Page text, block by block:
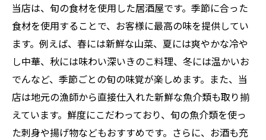
当店は、旬の食材を使用した居酒屋です。季節に合った
食材を使用することで、お客様に最高の味を提供してい
ます。例えば、春には新鮮な山菜、夏には爽やかな冷や
し中華、秋には味わい深いきのこ料理、冬には温かいお
でんなど、季節ごとの旬の味覚が楽しめます。また、当
店は地元の漁師から直接仕入れた新鮮な魚介類も取り揃
えています。鮮度にこだわっており、旬の魚介類を使っ
た刺身や揚げ物などもおすすめです。さらに、お酒も充